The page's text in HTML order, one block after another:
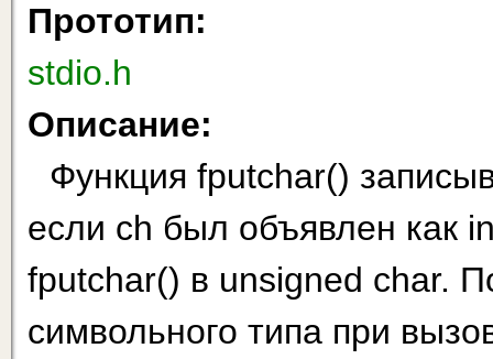
Прототип:
stdio.h
Описание:
Функция fputchar()
если ch был объявлен как
fputchar() в unsigned char.
символьного типа при